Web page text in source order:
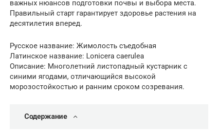
важных нюансов подготовки почвы и выбора места.
Правильный старт гарантирует здоровье растения на
десятилетия вперед.
Русское название: Жимолость съедобная
Латинское название: Lonicera caerulea
Описание: Многолетний листопадный кустарник с
синими ягодами, отличающийся высокой
морозостойкостью и ранним сроком созревания.
Содержание